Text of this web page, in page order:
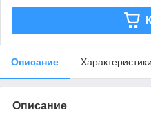
Описание Характеристики
Описание